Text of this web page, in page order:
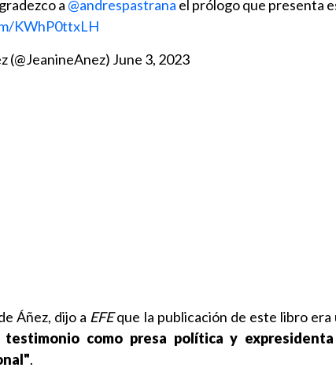
a @andrespastrana el prólogo que presenta
KWhP0ttxLH
(@JeanineAnez) June 3, 2023
Áñez, dijo a EFEque la publicación de este libro era
testimonio como presa política y
.